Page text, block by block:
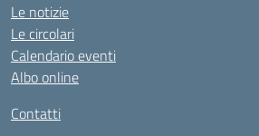
Le notizie
Le circolari
Calendario eventi
Albo online
Contatti